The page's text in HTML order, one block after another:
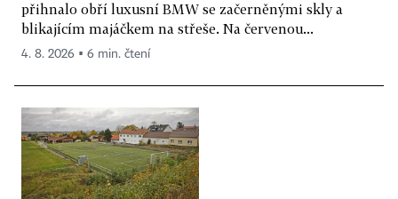
přihnalo obří luxusní BMW se začerněnými skly a
blikajícím majáčkem na střeše. Na červenou...
4. 8. 2026 ▪ 6 min. čtení